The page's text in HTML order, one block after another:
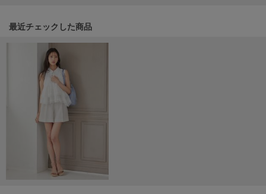
MOIGE
モワージュ
NEW Balance
ニューバランス
最近チェックした商品